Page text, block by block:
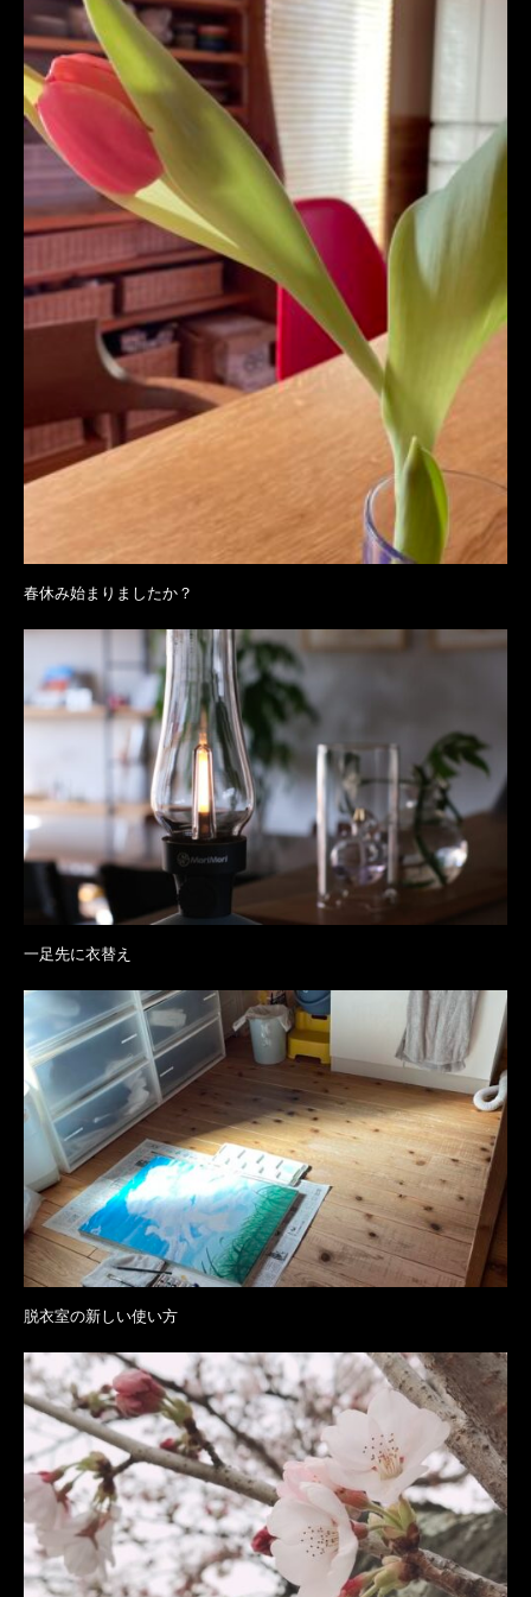
春休み始まりましたか？
一足先に衣替え
脱衣室の新しい使い方